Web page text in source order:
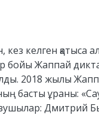
кез келген
бойы Жаппай
2018 жылы
басты ұраны: